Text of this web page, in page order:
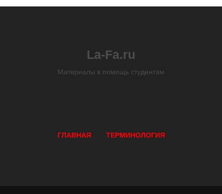
La-Fa.ru
Материалы в помощь студентам
ГЛАВНАЯ ТЕРМИНОЛОГИЯ